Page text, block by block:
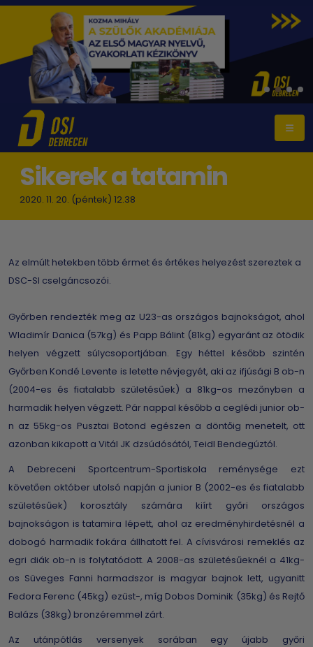
Sikerek a tatamin
2020. 11. 20. (péntek) 12.38
Az elmúlt hetekben több érmet és értékes helyezést szereztek a
DSC-SI cselgáncsozói.
Győrben rendezték meg az U23-as országos bajnokságot, ahol
Wladimír Danica (57kg) és Papp Bálint (81kg) egyaránt az ötödik
helyen végzett súlycsoportjában. Egy héttel később szintén
Győrben Kondé Levente is letette névjegyét, aki az ifjúsági B ob-n
(2004-es és fiatalabb születésűek) a 81kg-os mezőnyben a
harmadik helyen végzett. Pár nappal később a ceglédi junior ob-
n az 55kg-os Pusztai Botond egészen a döntőig menetelt, ott
azonban kikapott a Vitál JK dzsúdósától, Teidl Bendegúztól.
A Debreceni Sportcentrum-Sportiskola reménysége ezt
követően október utolsó napján a junior B (2002-es és fiatalabb
születésűek) korosztály számára kiírt győri országos
bajnokságon is tatamira lépett, ahol az eredményhirdetésnél a
dobogó harmadik fokára állhatott fel. A cívisvárosi remeklés az
egri diák ob-n is folytatódott. A 2008-as születésűeknél a 41kg-
os Süveges Fanni harmadszor is magyar bajnok lett, ugyanitt
Fedora Ferenc (45kg) ezüst-, míg Dobos Dominik (35kg) és Rejtő
Balázs (38kg) bronzéremmel zárt.
Az utánpótlás versenyek sorában egy újabb győri